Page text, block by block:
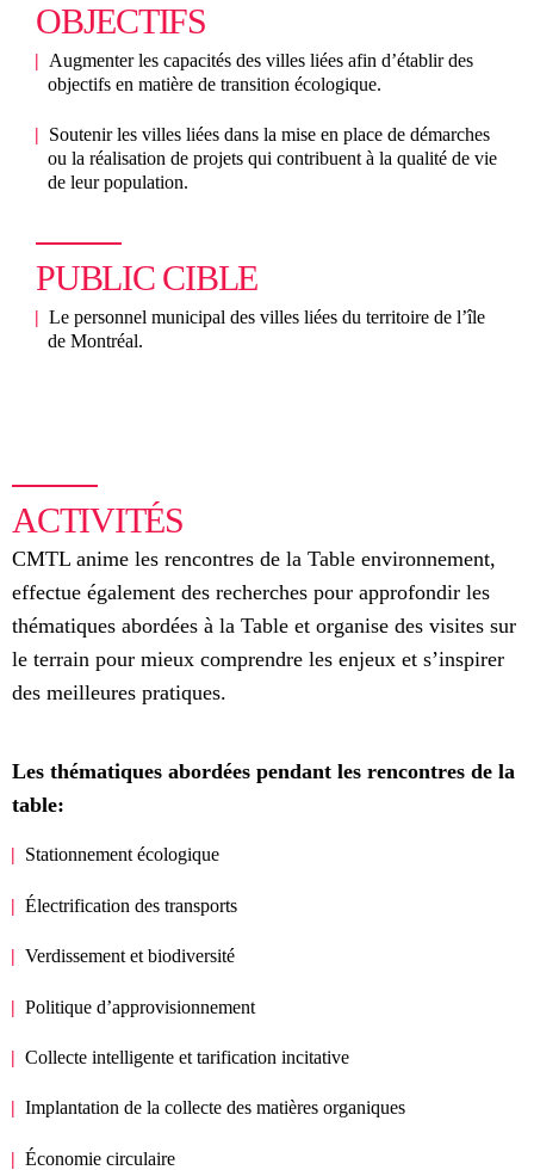
OBJECTIFS
Augmenter les capacités des villes liées afin d’établir des
objectifs en matière de transition écologique.
Soutenir les villes liées dans la mise en place de démarches
ou la réalisation de projets qui contribuent à la qualité de vie
de leur population.
PUBLIC CIBLE
Le personnel municipal des villes liées du territoire de l’île
de Montréal.
ACTIVITÉS
CMTL anime les rencontres de la Table environnement,
effectue également des recherches pour approfondir les
thématiques abordées à la Table et organise des visites sur
le terrain pour mieux comprendre les enjeux et s’inspirer
des meilleures pratiques.
Les thématiques abordées pendant les rencontres de la
table:
Stationnement écologique
Électrification des transports
Verdissement et biodiversité
Politique d’approvisionnement
Collecte intelligente et tarification incitative
Implantation de la collecte des matières organiques
Économie circulaire